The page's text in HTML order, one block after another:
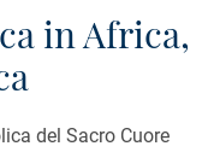
in Africa,
del Sacro Cuore